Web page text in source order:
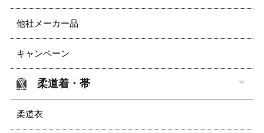
他社メーカー品
キャンペーン
柔道着・帯
柔道衣